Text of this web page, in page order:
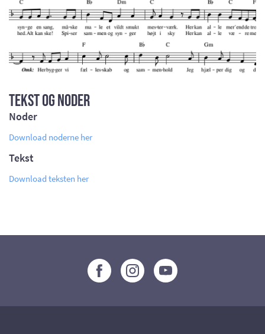
Tekst og noder
Noder
Download noderne her
Tekst
Download teksten her